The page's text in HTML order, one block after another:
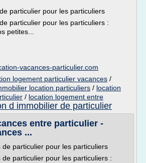
particulier pour les particuliers
particulier pour les particuliers :
petites...
vacances-particulier.com
logement particulier vacances /
location particuliers / location
/ location logement entre
d immobilier de particulier
entre particulier -
...
de particulier pour les particuliers
de particulier pour les particuliers :